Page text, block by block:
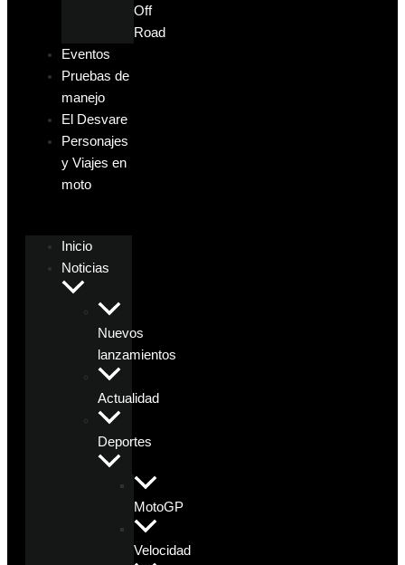
Off
Road
Eventos
Pruebas de
manejo
El Desvare
Personajes
y Viajes en
moto
Inicio
Noticias
Nuevos
lanzamientos
Actualidad
Deportes
MotoGP
Velocidad